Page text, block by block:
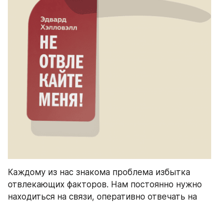
Каждому из нас знакома проблема избытка
отвлекающих факторов. Нам постоянно нужно
находиться на связи, оперативно отвечать на